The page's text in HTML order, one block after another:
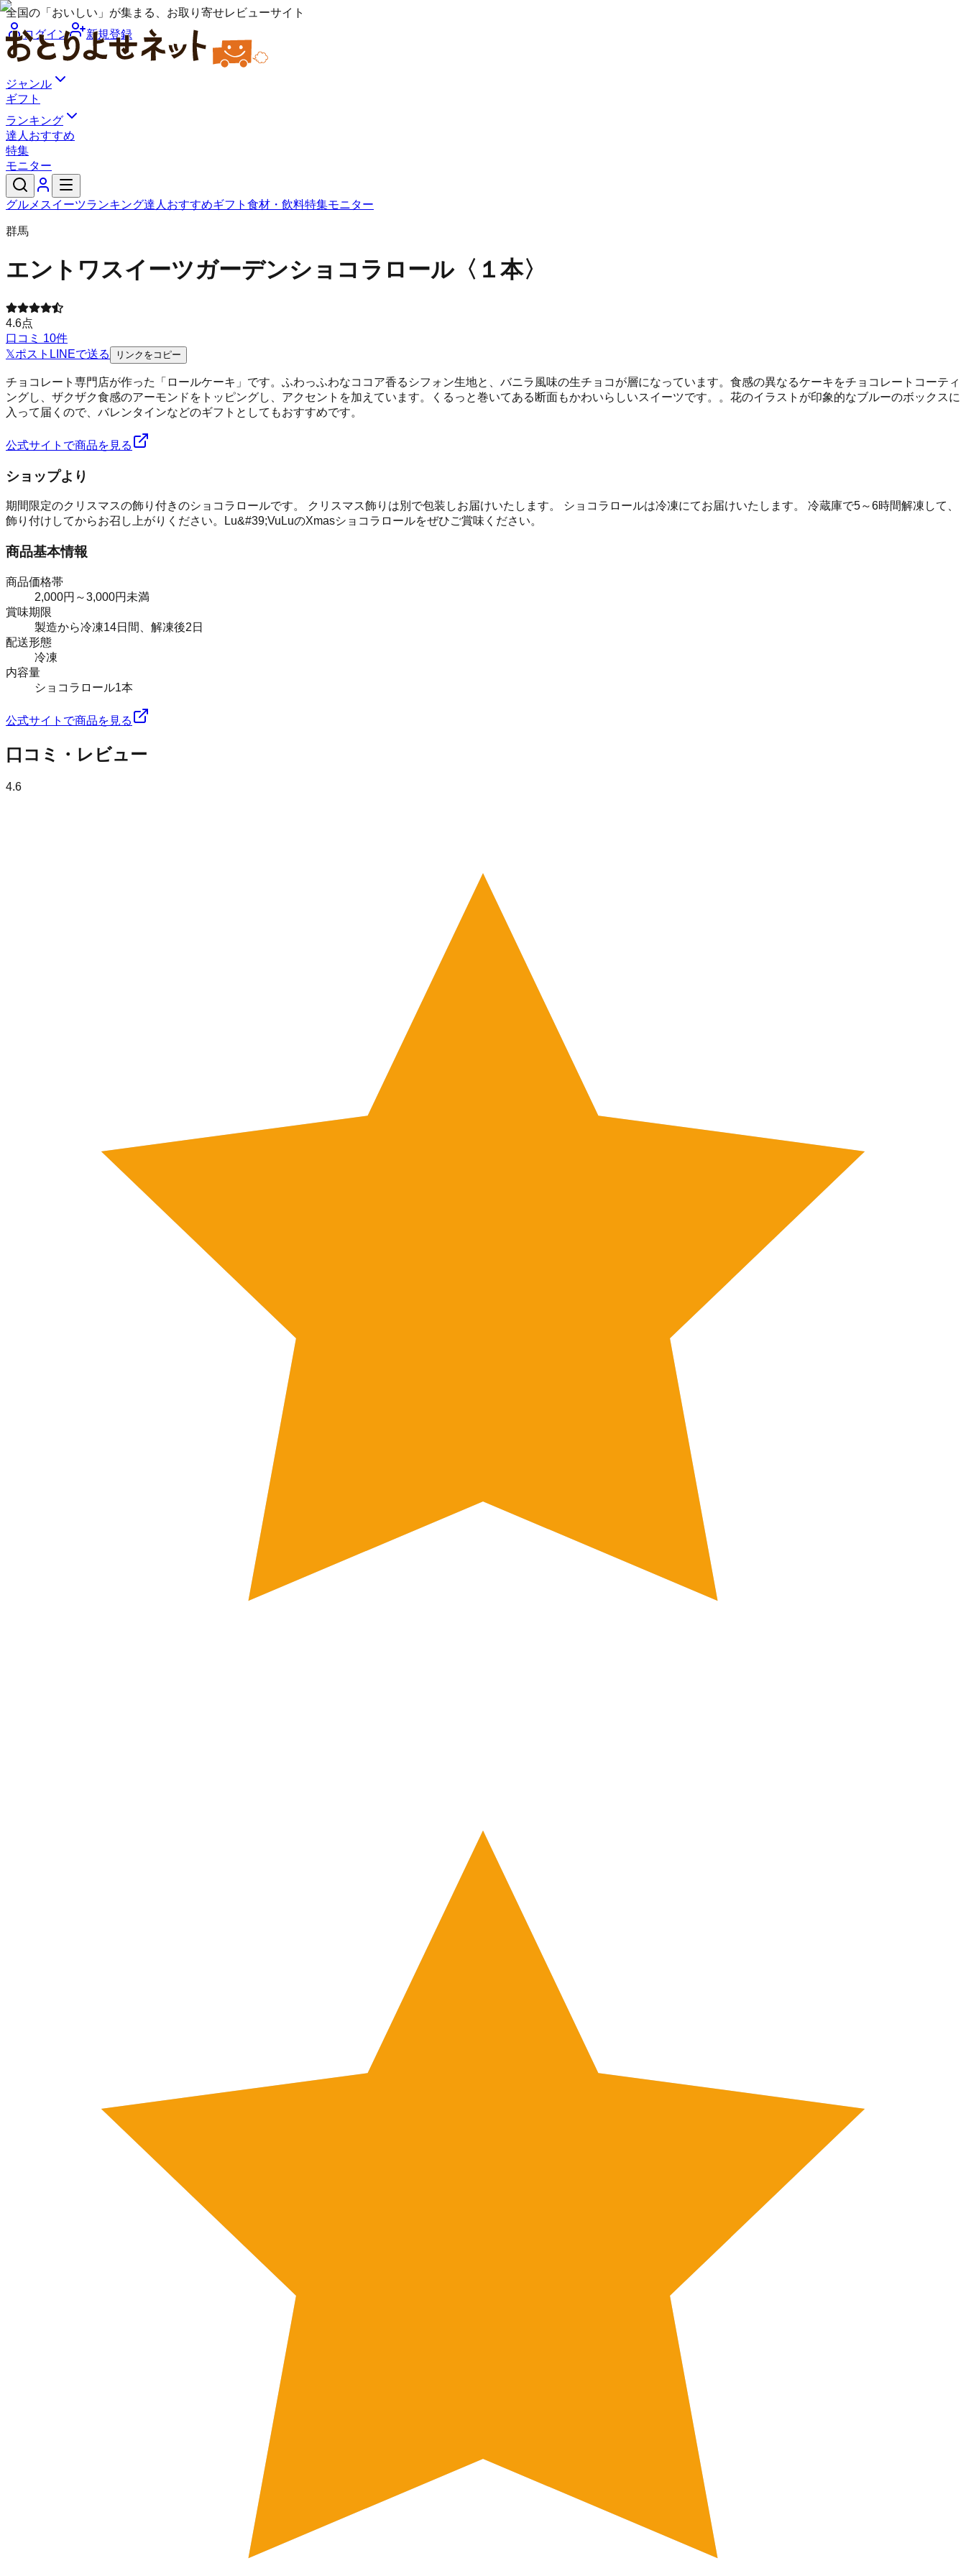
全国の「おいしい」が集まる、お取り寄せレビューサイト
ログイン
新規登録
ジャンル
ギフト
ランキング
達人おすすめ
特集
モニター
グルメ スイーツランキング達人おすすめギフト 食材・飲料特集モニター
群馬
エントワスイーツガーデンショコラロール〈１本〉
4.6点
口コミ 10件
𝕏ポスト LINEで送る リンクをコピー
チョコレート専門店が作った「ロールケーキ」です。ふわっふわなココア香るシフォン生地と、バニラ風味の生チョコが層になっています。食感の異なるケーキをチョコレートコーティ
ングし、ザクザク食感のアーモンドをトッピングし、アクセントを加えています。くるっと巻いてある断面もかわいらしいスイーツです。。花のイラストが印象的なブルーのボックスに
入って届くので、バレンタインなどのギフトとしてもおすすめです。
公式サイトで商品を見る
ショップより
期間限定のクリスマスの飾り付きのショコラロールです。 クリスマス飾りは別で包装しお届けいたします。 ショコラロールは冷凍にてお届けいたします。 冷蔵庫で5～6時間解凍して、
飾り付けしてからお召し上がりください。Lu&#39;VuLuのXmasショコラロールをぜひご賞味ください。
商品基本情報
商品価格帯
2,000円～3,000円未満
賞味期限
製造から冷凍14日間、解凍後2日
配送形態
冷凍
内容量
ショコラロール1本
公式サイトで商品を見る
口コミ・レビュー
4.6